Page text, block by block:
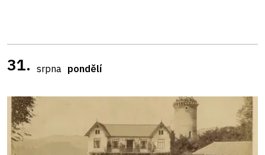
31. srpna pondělí